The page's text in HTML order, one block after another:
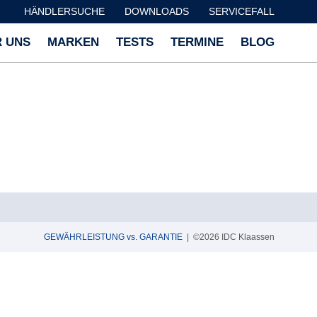
HÄNDLERSUCHE DOWNLOADS SERVICEFALL
UNS MARKEN TESTS TERMINE BLOG
GEWÄHRLEISTUNG vs. GARANTIE | ©2026 IDC Klaassen